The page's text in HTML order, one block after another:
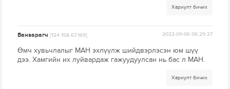
Хариулт бичих
Банзарагч[124.158.67.169] 2022-09-06 06:29:27
Өмч хувьчлалыг МАН эхлүүлж шийдвэрлэсэн юм шүү
дээ. Хамгийн их луйвардаж гажуудуулсан нь бас л МАН.
Хариулт бичих